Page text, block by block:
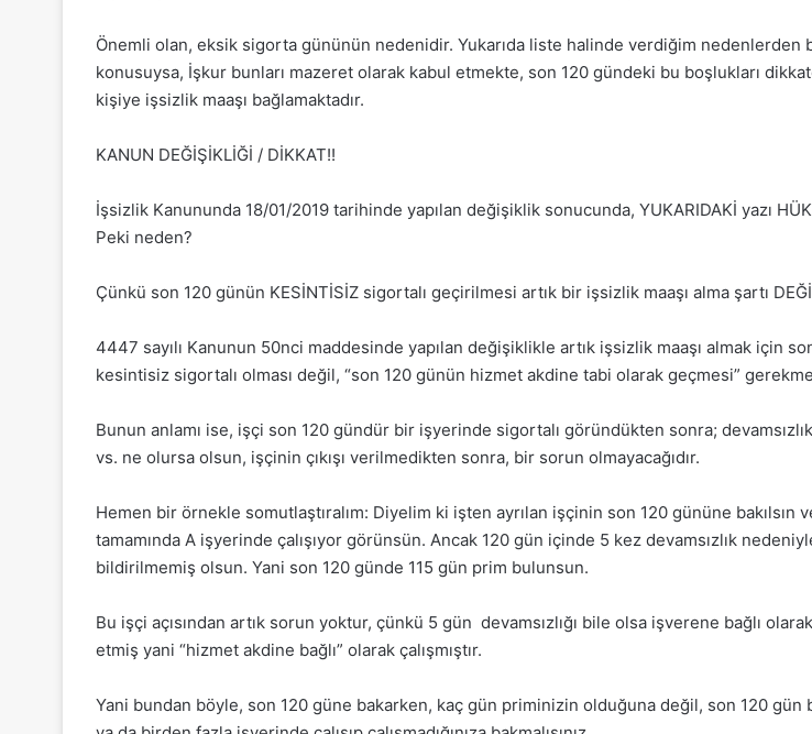
Önemli olan, eksik sigorta gününün nedenidir. Yukarıda liste halinde verdiğim nedenlerden
konusuysa, İşkur bunları mazeret olarak kabul etmekte, son 120 gündeki bu boşlukları
kişiye işsizlik maaşı bağlamaktadır.
KANUN DEĞİŞİKLİĞİ / DİKKAT!!
İşsizlik Kanununda 18/01/2019 tarihinde yapılan değişiklik sonucunda, YUKARIDAKİ yazı
Peki neden?
Çünkü son 120 günün KESİNTİSİZ sigortalı geçirilmesi artık bir işsizlik maaşı alma şartı
4447 sayılı Kanunun 50nci maddesinde yapılan değişiklikle artık işsizlik maaşı almak için
kesintisiz sigortalı olması değil, “son 120 günün hizmet akdine tabi olarak geçmesi”
Bunun anlamı ise, işçi son 120 gündür bir işyerinde sigortalı göründükten sonra;
vs. ne olursa olsun, işçinin çıkışı verilmedikten sonra, bir sorun olmayacağıdır.
Hemen bir örnekle somutlaştıralım: Diyelim ki işten ayrılan işçinin son 120 gününe bakılsın
tamamında A işyerinde çalışıyor görünsün. Ancak 120 gün içinde 5 kez devamsızlık
bildirilmemiş olsun. Yani son 120 günde 115 gün prim bulunsun.
Bu işçi açısından artık sorun yoktur, çünkü 5 gün devamsızlığı bile olsa işverene bağlı
etmiş yani “hizmet akdine bağlı” olarak çalışmıştır.
Yani bundan böyle, son 120 güne bakarken, kaç gün priminizin olduğuna değil, son 120 gün